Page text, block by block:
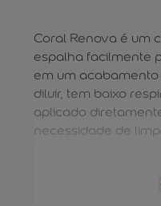
Coral Renova é um
espalha facilmente
em um
diluir, tem baixo
aplicado
necessidade de